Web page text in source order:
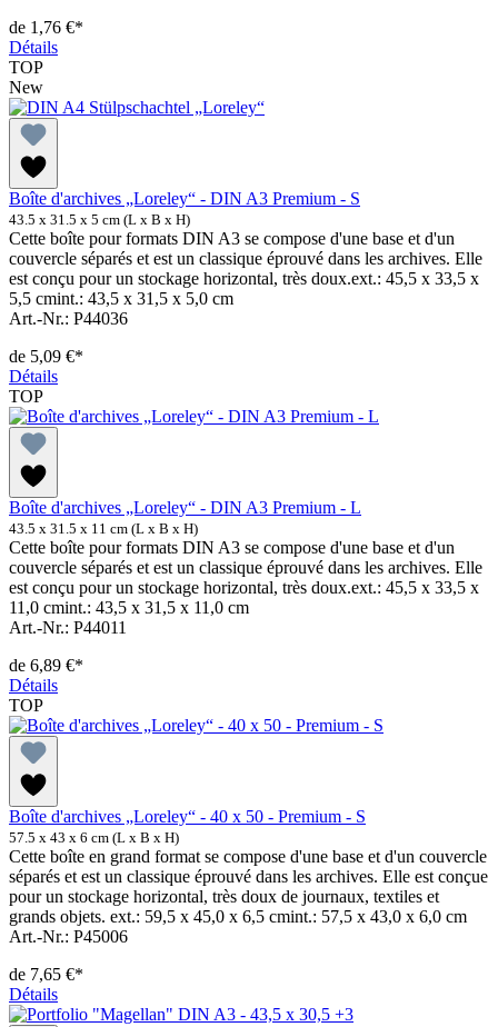
de 1,76 €*
Détails
TOP
New
Boîte d'archives „Loreley“ - DIN A3 Premium - S
43.5 x 31.5 x 5 cm (L x B x H)
Cette boîte pour formats DIN A3 se compose d'une base et d'un
couvercle séparés et est un classique éprouvé dans les archives. Elle
est conçu pour un stockage horizontal, très doux.ext.: 45,5 x 33,5 x
5,5 cmint.: 43,5 x 31,5 x 5,0 cm
Art.-Nr.: P44036
de 5,09 €*
Détails
TOP
Boîte d'archives „Loreley“ - DIN A3 Premium - L
43.5 x 31.5 x 11 cm (L x B x H)
Cette boîte pour formats DIN A3 se compose d'une base et d'un
couvercle séparés et est un classique éprouvé dans les archives. Elle
est conçu pour un stockage horizontal, très doux.ext.: 45,5 x 33,5 x
11,0 cmint.: 43,5 x 31,5 x 11,0 cm
Art.-Nr.: P44011
de 6,89 €*
Détails
TOP
Boîte d'archives „Loreley“ - 40 x 50 - Premium - S
57.5 x 43 x 6 cm (L x B x H)
Cette boîte en grand format se compose d'une base et d'un couvercle
séparés et est un classique éprouvé dans les archives. Elle est conçue
pour un stockage horizontal, très doux de journaux, textiles et
grands objets. ext.: 59,5 x 45,0 x 6,5 cmint.: 57,5 x 43,0 x 6,0 cm
Art.-Nr.: P45006
de 7,65 €*
Détails